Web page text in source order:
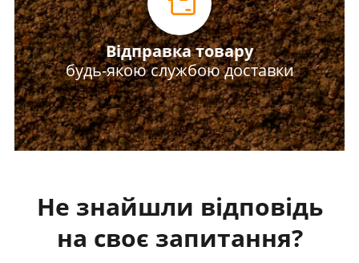
Відправка товару
будь-якою службою доставки
Не знайшли відповідь
на своє запитання?